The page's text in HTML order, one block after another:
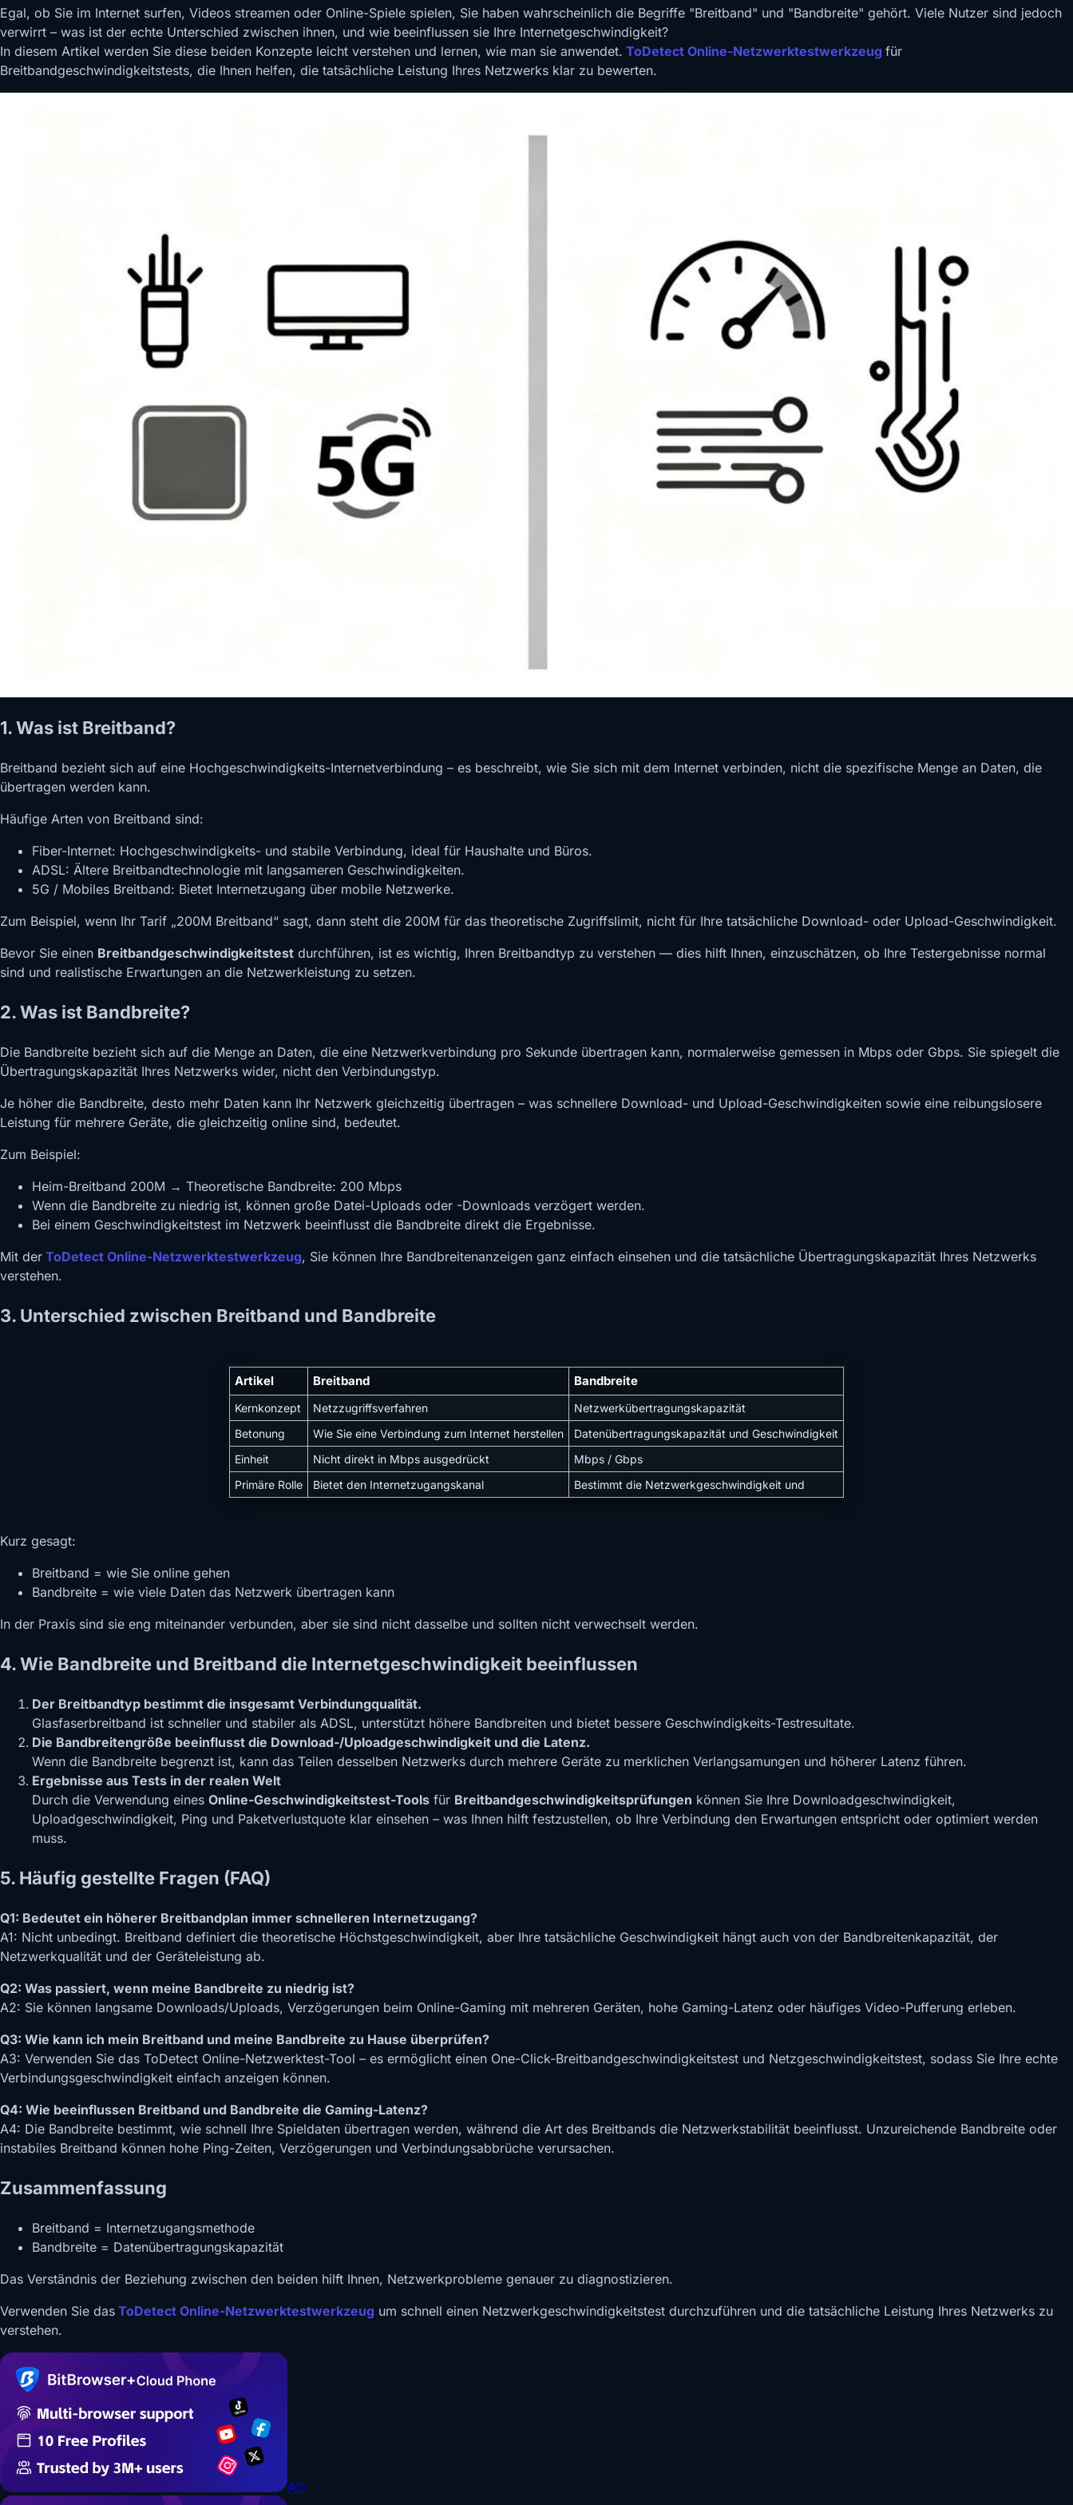
Egal, ob Sie im Internet surfen, Videos streamen oder Online-Spiele spielen, Sie haben wahrscheinlich die Begriffe "Breitband" und "Bandbreite" gehört. Viele Nutzer sind jedoch
verwirrt – was ist der echte Unterschied zwischen ihnen, und wie beeinflussen sie Ihre Internetgeschwindigkeit?
In diesem Artikel werden Sie diese beiden Konzepte leicht verstehen und lernen, wie man sie anwendet. ToDetect Online-Netzwerktestwerkzeug für
Breitbandgeschwindigkeitstests, die Ihnen helfen, die tatsächliche Leistung Ihres Netzwerks klar zu bewerten.
1. Was ist Breitband?
Breitband bezieht sich auf eine Hochgeschwindigkeits-Internetverbindung – es beschreibt, wie Sie sich mit dem Internet verbinden, nicht die spezifische Menge an Daten, die
übertragen werden kann.
Häufige Arten von Breitband sind:
Fiber-Internet: Hochgeschwindigkeits- und stabile Verbindung, ideal für Haushalte und Büros.
ADSL: Ältere Breitbandtechnologie mit langsameren Geschwindigkeiten.
5G / Mobiles Breitband: Bietet Internetzugang über mobile Netzwerke.
Zum Beispiel, wenn Ihr Tarif „200M Breitband“ sagt, dann steht die 200M für das theoretische Zugriffslimit, nicht für Ihre tatsächliche Download- oder Upload-Geschwindigkeit.
Bevor Sie einen Breitbandgeschwindigkeitstest durchführen, ist es wichtig, Ihren Breitbandtyp zu verstehen — dies hilft Ihnen, einzuschätzen, ob Ihre Testergebnisse normal
sind und realistische Erwartungen an die Netzwerkleistung zu setzen.
2. Was ist Bandbreite?
Die Bandbreite bezieht sich auf die Menge an Daten, die eine Netzwerkverbindung pro Sekunde übertragen kann, normalerweise gemessen in Mbps oder Gbps. Sie spiegelt die
Übertragungskapazität Ihres Netzwerks wider, nicht den Verbindungstyp.
Je höher die Bandbreite, desto mehr Daten kann Ihr Netzwerk gleichzeitig übertragen – was schnellere Download- und Upload-Geschwindigkeiten sowie eine reibungslosere
Leistung für mehrere Geräte, die gleichzeitig online sind, bedeutet.
Zum Beispiel:
Heim-Breitband 200M → Theoretische Bandbreite: 200 Mbps
Wenn die Bandbreite zu niedrig ist, können große Datei-Uploads oder -Downloads verzögert werden.
Bei einem Geschwindigkeitstest im Netzwerk beeinflusst die Bandbreite direkt die Ergebnisse.
Mit der ToDetect Online-Netzwerktestwerkzeug, Sie können Ihre Bandbreitenanzeigen ganz einfach einsehen und die tatsächliche Übertragungskapazität Ihres Netzwerks
verstehen.
3. Unterschied zwischen Breitband und Bandbreite
Artikel Breitband Bandbreite
Kernkonzept Netzzugriffsverfahren
Netzwerkübertragungskapazität
Betonung
Wie Sie eine Verbindung zum Internet herstellen
Datenübertragungskapazität und Geschwindigkeit
Einheit
Nicht direkt in Mbps ausgedrückt
Mbps / Gbps
Primäre Rolle
Bietet den Internetzugangskanal Bestimmt die Netzwerkgeschwindigkeit und
Kurz gesagt:
Breitband = wie Sie online gehen
Bandbreite = wie viele Daten das Netzwerk übertragen kann
In der Praxis sind sie eng miteinander verbunden, aber sie sind nicht dasselbe und sollten nicht verwechselt werden.
4. Wie Bandbreite und Breitband die Internetgeschwindigkeit beeinflussen
Der Breitbandtyp bestimmt die insgesamt Verbindungqualität.
Glasfaserbreitband ist schneller und stabiler als ADSL, unterstützt höhere Bandbreiten und bietet bessere Geschwindigkeits-Testresultate.
Die Bandbreitengröße beeinflusst die Download-/Uploadgeschwindigkeit und die Latenz.
Wenn die Bandbreite begrenzt ist, kann das Teilen desselben Netzwerks durch mehrere Geräte zu merklichen Verlangsamungen und höherer Latenz führen.
Ergebnisse aus Tests in der realen Welt
Durch die Verwendung eines Online-Geschwindigkeitstest-Tools für Breitbandgeschwindigkeitsprüfungen können Sie Ihre Downloadgeschwindigkeit,
Uploadgeschwindigkeit, Ping und Paketverlustquote klar einsehen – was Ihnen hilft festzustellen, ob Ihre Verbindung den Erwartungen entspricht oder optimiert werden
muss.
5. Häufig gestellte Fragen (FAQ)
Q1: Bedeutet ein höherer Breitbandplan immer schnelleren Internetzugang?
A1: Nicht unbedingt. Breitband definiert die theoretische Höchstgeschwindigkeit, aber Ihre tatsächliche Geschwindigkeit hängt auch von der Bandbreitenkapazität, der
Netzwerkqualität und der Geräteleistung ab.
Q2: Was passiert, wenn meine Bandbreite zu niedrig ist?
A2: Sie können langsame Downloads/Uploads, Verzögerungen beim Online-Gaming mit mehreren Geräten, hohe Gaming-Latenz oder häufiges Video-Pufferung erleben.
Q3: Wie kann ich mein Breitband und meine Bandbreite zu Hause überprüfen?
A3: Verwenden Sie das ToDetect Online-Netzwerktest-Tool – es ermöglicht einen One-Click-Breitbandgeschwindigkeitstest und Netzgeschwindigkeitstest, sodass Sie Ihre echte
Verbindungsgeschwindigkeit einfach anzeigen können.
Q4: Wie beeinflussen Breitband und Bandbreite die Gaming-Latenz?
A4: Die Bandbreite bestimmt, wie schnell Ihre Spieldaten übertragen werden, während die Art des Breitbands die Netzwerkstabilität beeinflusst. Unzureichende Bandbreite oder
instabiles Breitband können hohe Ping-Zeiten, Verzögerungen und Verbindungsabbrüche verursachen.
Zusammenfassung
Breitband = Internetzugangsmethode
Bandbreite = Datenübertragungskapazität
Das Verständnis der Beziehung zwischen den beiden hilft Ihnen, Netzwerkprobleme genauer zu diagnostizieren.
Verwenden Sie das ToDetect Online-Netzwerktestwerkzeug um schnell einen Netzwerkgeschwindigkeitstest durchzuführen und die tatsächliche Leistung Ihres Netzwerks zu
verstehen.
AD